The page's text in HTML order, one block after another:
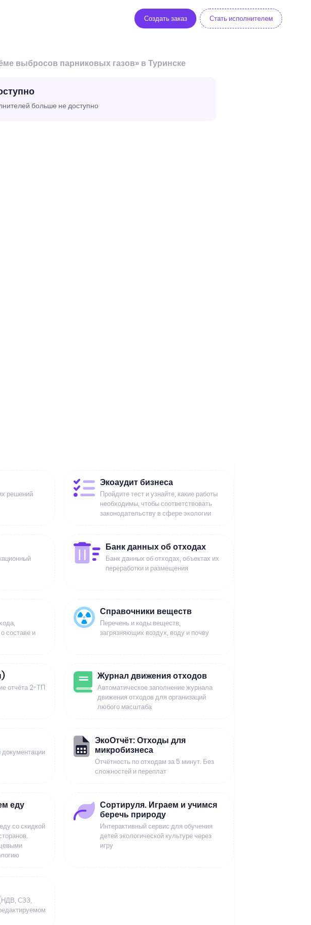
Создать заказ Стать исполнителем
выбросов парниковых газов» в Туринске
больше не доступно
решений
Экоаудит бизнеса
Пройдите тест и узнайте, какие работы
необходимы, чтобы соответствовать
законодательству в сфере экологии
Банк данных об отходах
Банк данных об отходах, объектах их
переработки и размещения
составе и
Справочники веществ
Перечень и коды веществ,
загрязняющих воздух, воду и почву
отчёта 2-ТП
Журнал движения отходов
Автоматическое заполнение журнала
движения отходов для организаций
любого масштаба
документации
ЭкоОтчёт: Отходы для
микробизнеса
Отчётность по отходам за 5 минут. Без
сложностей и переплат
еду
со скидкой
Сортируля. Играем и учимся
беречь природу
Интерактивный сервис для обучения
детей экологической культуре через
игру
СЗЗ,